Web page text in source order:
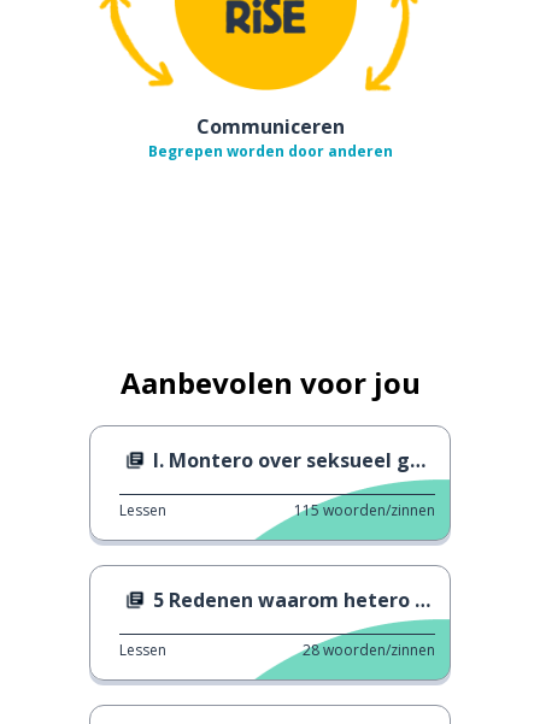
Communiceren
Begrepen worden door anderen
Aanbevolen voor jou
I. Montero over seksueel geweld
Lessen 115woorden/zinnen
5 Redenen waarom hetero Pride niet bestaat
Lessen 28woorden/zinnen